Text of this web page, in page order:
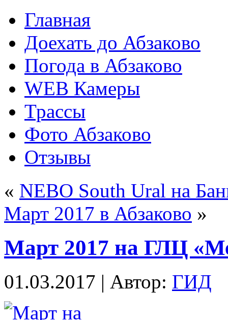
Главная
Доехать до Абзаково
Погода в Абзаково
WEB Камеры
Трассы
Фото Абзаково
Отзывы
« NEBO South Ural на
Март 2017 в Абзаково »
Март 2017 на ГЛЦ
01.03.2017 | Автор: ГИД